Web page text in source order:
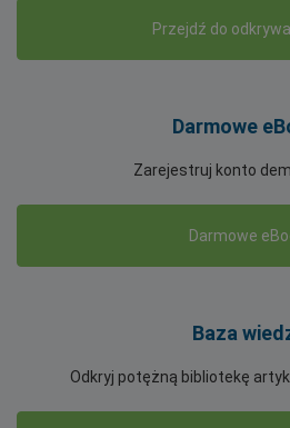
Przejdź do
Darmowe
Zarejestruj konto
Darmowe
Baza
Odkryj potężną bibliotekę